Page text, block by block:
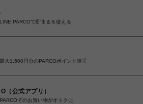
PARCOで貯まる＆使える
大1,500円分のPARCOポイント進呈
（公式アプリ）
でのお買い物がオトクに